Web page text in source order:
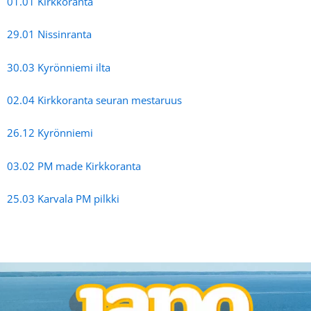
29.01 Nissinranta
30.03 Kyrönniemi ilta
02.04 Kirkkoranta seuran mestaruus
26.12 Kyrönniemi
03.02 PM made Kirkkoranta
25.03 Karvala PM pilkki